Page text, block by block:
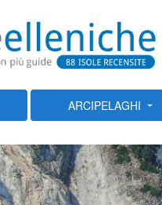
ARCIPELAGHI